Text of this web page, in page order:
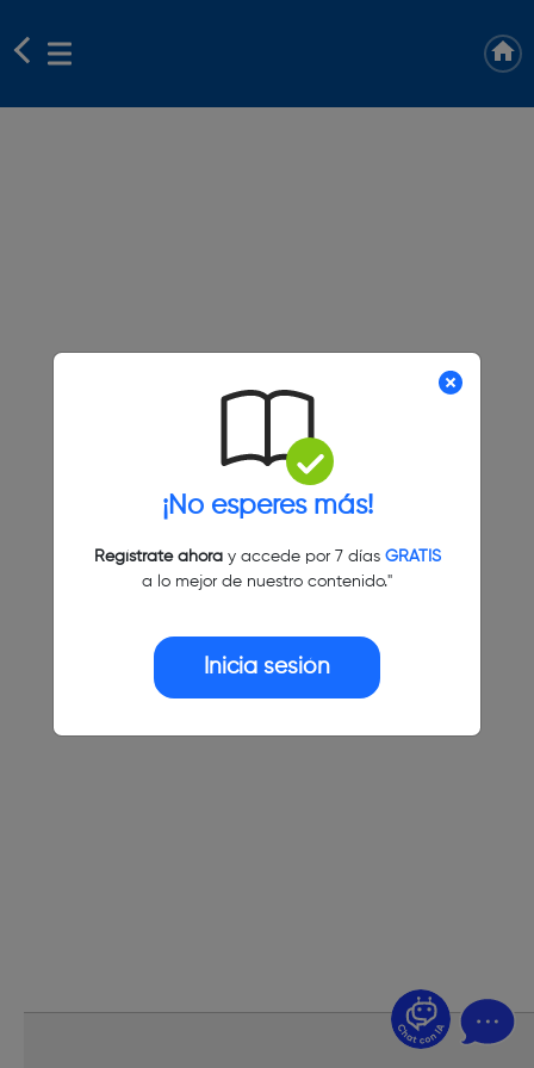
¡No esperes más!
Regístrate ahoray accede por 7 días GRATIS
a lo mejor de nuestro contenido."
Inicia sesión